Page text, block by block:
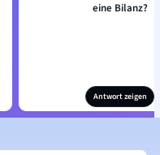
eine Bilanz?
Antwort zeigen